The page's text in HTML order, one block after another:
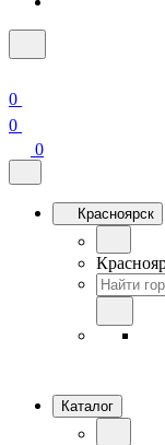
0
0
0
Красноярск
Каталог